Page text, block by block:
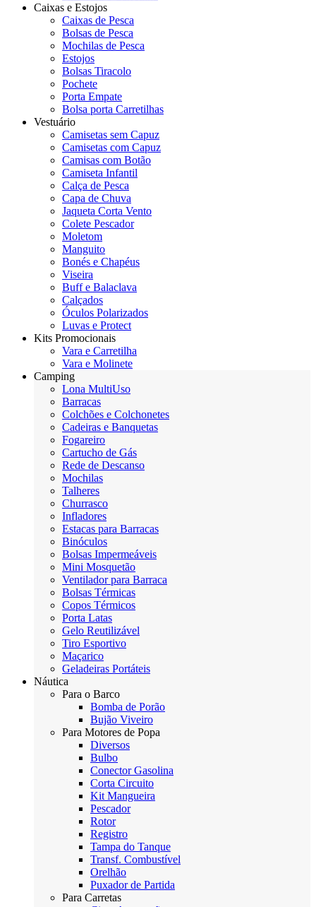
Caixas e Estojos
Caixas de Pesca
Bolsas de Pesca
Mochilas de Pesca
Estojos
Bolsas Tiracolo
Pochete
Porta Empate
Bolsa porta Carretilhas
Vestuário
Camisetas sem Capuz
Camisetas com Capuz
Camisas com Botão
Camiseta Infantil
Calça de Pesca
Capa de Chuva
Jaqueta Corta Vento
Colete Pescador
Moletom
Manguito
Bonés e Chapéus
Viseira
Buff e Balaclava
Calçados
Óculos Polarizados
Luvas e Protect
Kits Promocionais
Vara e Carretilha
Vara e Molinete
Camping
Lona MultiUso
Barracas
Colchões e Colchonetes
Cadeiras e Banquetas
Fogareiro
Cartucho de Gás
Rede de Descanso
Mochilas
Talheres
Churrasco
Infladores
Estacas para Barracas
Binóculos
Bolsas Impermeáveis
Mini Mosquetão
Ventilador para Barraca
Bolsas Térmicas
Copos Térmicos
Porta Latas
Gelo Reutilizável
Tiro Esportivo
Maçarico
Geladeiras Portáteis
Náutica
Para o Barco
Bomba de Porão
Bujão Viveiro
Para Motores de Popa
Diversos
Bulbo
Conector Gasolina
Corta Circuito
Kit Mangueira
Pescador
Rotor
Registro
Tampa do Tanque
Transf. Combustível
Orelhão
Puxador de Partida
Para Carretas